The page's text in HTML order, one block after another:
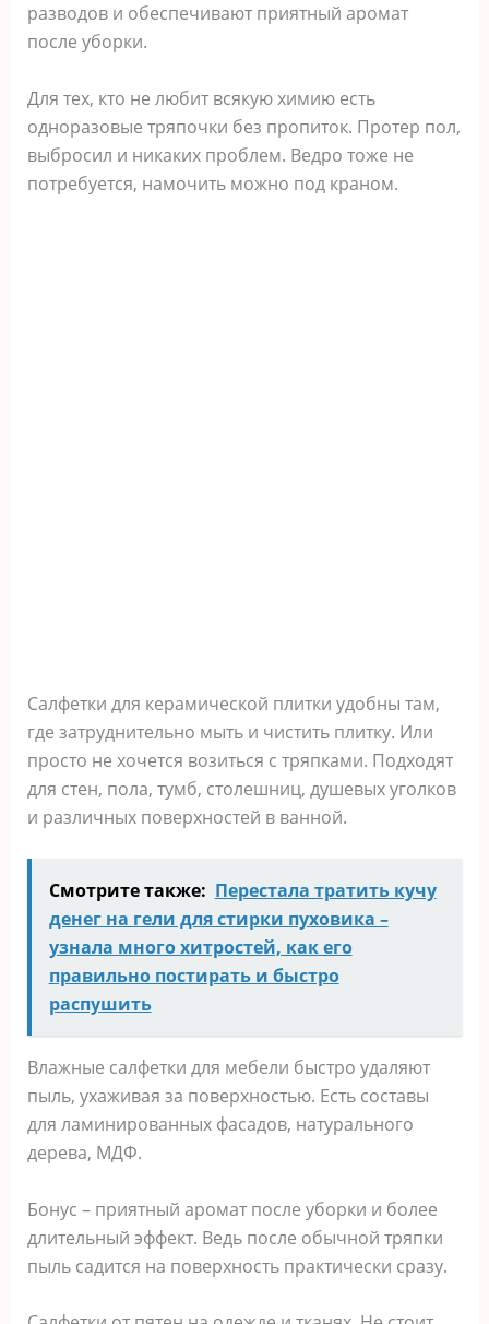
разводов и обеспечивают приятный аромат
после уборки.
Для тех, кто не любит всякую химию есть
одноразовые тряпочки без пропиток. Протер пол,
выбросил и никаких проблем. Ведро тоже не
потребуется, намочить можно под краном.
Салфетки для керамической плитки удобны там,
где затруднительно мыть и чистить плитку. Или
просто не хочется возиться с тряпками. Подходят
для стен, пола, тумб, столешниц, душевых уголков
и различных поверхностей в ванной.
Смотрите также: Перестала тратить кучу
денег на гели для стирки пуховика –
узнала много хитростей, как его
правильно постирать и быстро
распушить
Влажные салфетки для мебели быстро удаляют
пыль, ухаживая за поверхностью. Есть составы
для ламинированных фасадов, натурального
дерева, МДФ.
Бонус – приятный аромат после уборки и более
длительный эффект. Ведь после обычной тряпки
пыль садится на поверхность практически сразу.